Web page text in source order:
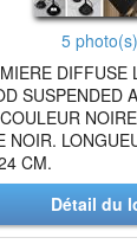
5 photo(s)
DIFFUSE
SUSPENDED
NOIR.
CM.
Détail du